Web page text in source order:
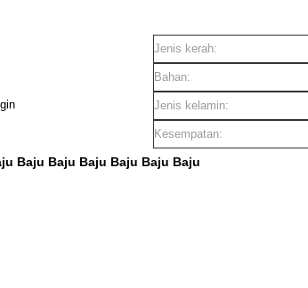
Jenis kerah:
Bahan:
Jenis kelamin:
Kesempatan:
Baju Baju Baju Baju Baju Baju